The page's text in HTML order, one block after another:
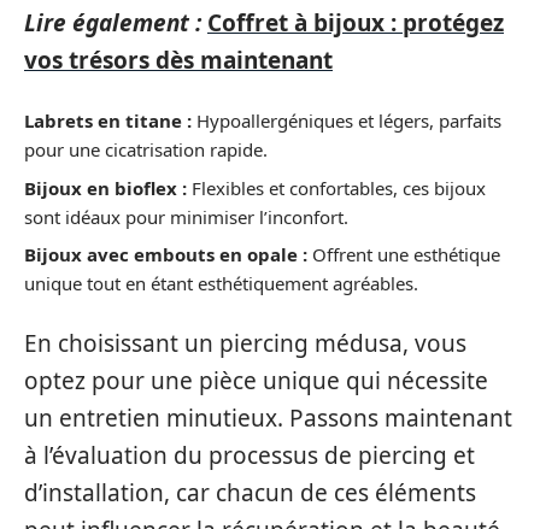
Lire également : Coffret à bijoux : protégez
vos trésors dès maintenant
Labrets en titane : Hypoallergéniques et légers, parfaits
pour une cicatrisation rapide.
Bijoux en bioflex : Flexibles et confortables, ces bijoux
sont idéaux pour minimiser l’inconfort.
Bijoux avec embouts en opale : Offrent une esthétique
unique tout en étant esthétiquement agréables.
En choisissant un piercing médusa, vous
optez pour une pièce unique qui nécessite
un entretien minutieux. Passons maintenant
à l’évaluation du processus de piercing et
d’installation, car chacun de ces éléments